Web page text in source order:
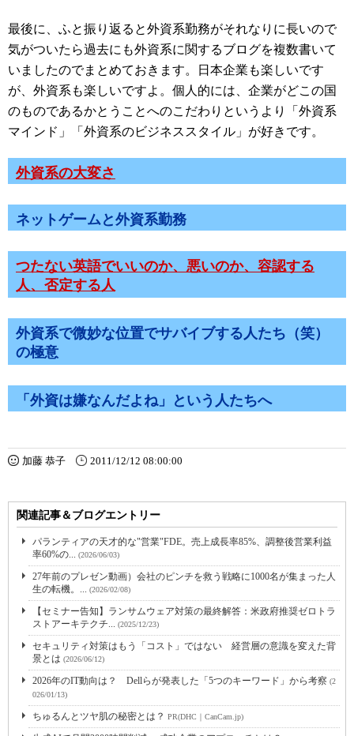
最後に、ふと振り返ると外資系勤務がそれなりに長いので
気がついたら過去にも外資系に関するブログを複数書いて
いましたのでまとめておきます。日本企業も楽しいです
が、外資系も楽しいですよ。個人的には、企業がどこの国
のものであるかとうことへのこだわりというより「外資系
マインド」「外資系のビジネススタイル」が好きです。
外資系の大変さ
ネットゲームと外資系勤務
つたない英語でいいのか、悪いのか、容認する
人、否定する人
外資系で微妙な位置でサバイブする人たち（笑）
の極意
「外資は嫌なんだよね」という人たちへ
加藤 恭子 2011/12/12 08:00:00
関連記事＆ブログエントリー
パランティアの天才的な"営業"FDE。売上成長率85%、調整後営業利益
率60%の... (2026/06/03)
27年前のプレゼン動画）会社のピンチを救う戦略に1000名が集まった人
生の転機。... (2026/02/08)
【セミナー告知】ランサムウェア対策の最終解答：米政府推奨ゼロトラ
ストアーキテクチ... (2025/12/23)
セキュリティ対策はもう「コスト」ではない 経営層の意識を変えた背
景とは (2026/06/12)
2026年のIT動向は？ Dellらが発表した「5つのキーワード」から考察 (2
026/01/13)
ちゅるんとツヤ肌の秘密とは？ PR(DHC｜CanCam.jp)